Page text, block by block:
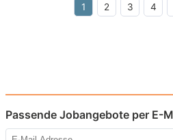
1 2 3 4
Passende Jobangebote per E-